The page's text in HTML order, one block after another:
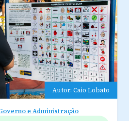
Autor: Caio Lobato
e Administração